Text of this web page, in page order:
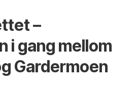
–
i gang mellom
Gardermoen